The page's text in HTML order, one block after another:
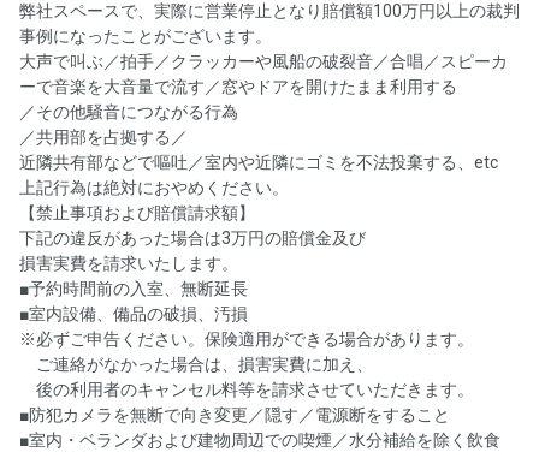
弊社スペースで、実際に営業停止となり賠償額100万円以上の裁判
事例になったことがございます。
大声で叫ぶ／拍手／クラッカーや風船の破裂音／合唱／スピーカ
ーで音楽を大音量で流す／窓やドアを開けたまま利用する
／その他騒音につながる行為
／共用部を占拠する／
近隣共有部などで嘔吐／室内や近隣にゴミを不法投棄する、etc
上記行為は絶対におやめください。
【禁止事項および賠償請求額】
下記の違反があった場合は3万円の賠償金及び
損害実費を請求いたします。
■予約時間前の入室、無断延長
■室内設備、備品の破損、汚損
※必ずご申告ください。保険適用ができる場合があります。
ご連絡がなかった場合は、損害実費に加え、
後の利用者のキャンセル料等を請求させていただきます。
■防犯カメラを無断で向き変更／隠す／電源断をすること
■室内・ベランダおよび建物周辺での喫煙／水分補給を除く飲食